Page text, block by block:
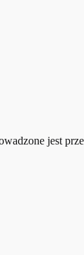
jest